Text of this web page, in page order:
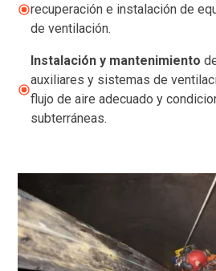
recuperación e instalación de
de ventilación.
Instalación y mantenimiento
auxiliares y sistemas de
flujo de aire adecuado y
subterráneas.